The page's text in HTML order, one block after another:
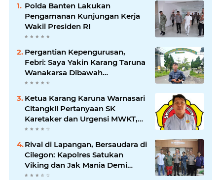
Polda Banten Lakukan
Pengamanan Kunjungan Kerja
Wakil Presiden RI
Pergantian Kepengurusan,
Febri: Saya Yakin Karang Taruna
Wanakarsa Dibawah
Kepemimpinan Bung Entus
Ketua Karang Karuna Warnasari
Citangkil Pertanyaan SK
Karetaker dan Urgensi MWKT,
Saat Suasana Berduka
Rival di Lapangan, Bersaudara di
Cilegon: Kapolres Satukan
Viking dan Jak Mania Demi
Nobar Damai Piala Presiden